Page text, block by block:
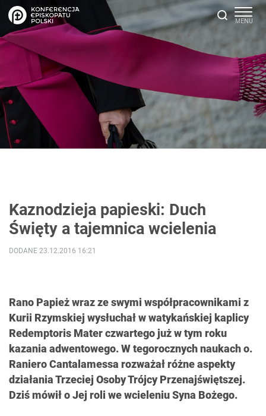
Kaznodzieja papieski: Duch
Święty a tajemnica wcielenia
Rano Papież wraz ze swymi współpracownikami z
Kurii Rzymskiej wysłuchał w watykańskiej kaplicy
Redemptoris Mater czwartego już w tym roku
kazania adwentowego. W tegorocznych naukach o.
Raniero Cantalamessa rozważał różne aspekty
działania Trzeciej Osoby Trójcy Przenajświętszej.
Dziś mówił o Jej roli we wcieleniu Syna Bożego.
DODANE 23.12.2016 16:21